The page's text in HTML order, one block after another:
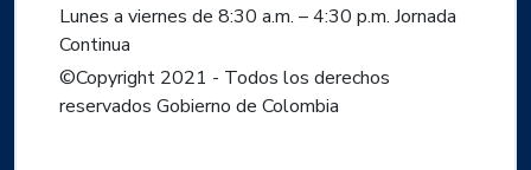
Lunes a viernes de 8:30 a.m. – 4:30 p.m. Jornada
Continua
©Copyright 2021 - Todos los derechos
reservados Gobierno de Colombia